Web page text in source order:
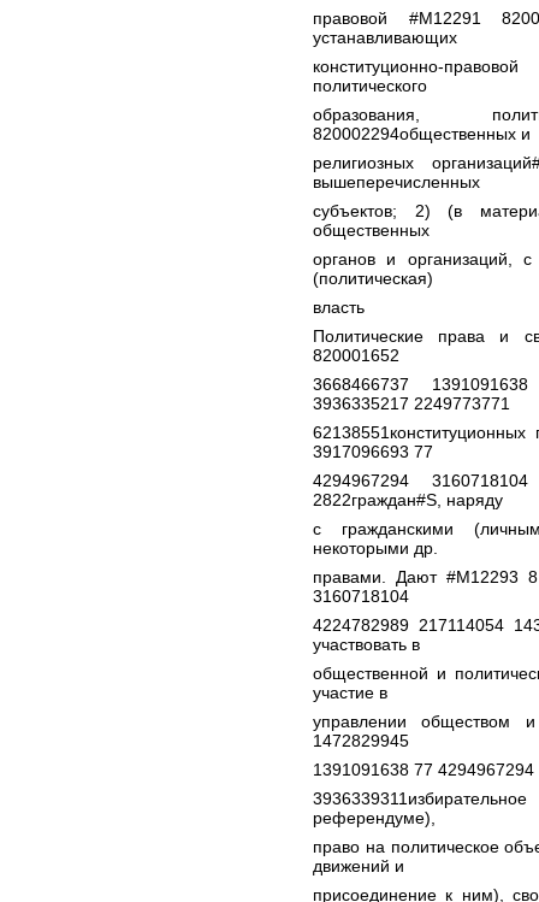
правовой #M12291
устанавливающих
конституционно-
политического
образования,
820002294общественных и
религиозных
вышеперечисленных
субъектов; 2) (в
общественных
органов и организаций,
(политическая)
власть
Политические права и
820001652
3668466737
3936335217 2249773771
3917096693 77
4294967294
2822граждан#S, наряду
с гражданскими
некоторыми др.
правами. Дают #M12293
3160718104
4224782989 217114054
участвовать в
общественной и
участие в
управлении обществом
1472829945
1391091638 77
референдуме),
право на политическое
движений и
присоединение к ним),